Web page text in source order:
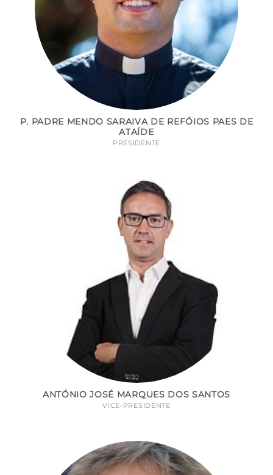
P. PADRE MENDO SARAIVA DE REFÓIOS PAES DE
ATAÍDE
PRESIDENTE
ANTÓNIO JOSÉ MARQUES DOS SANTOS
VICE-PRESIDENTE